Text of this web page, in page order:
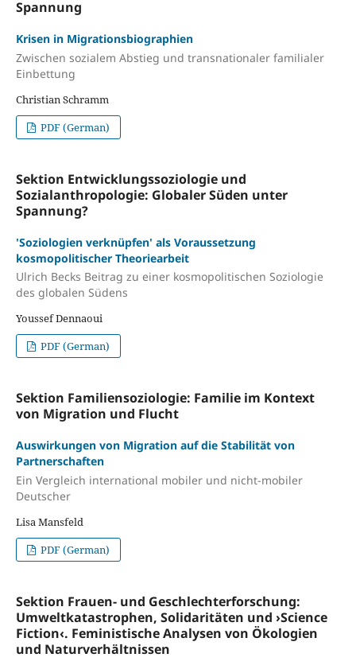
Spannung
Krisen in Migrationsbiographien
Zwischen sozialem Abstieg und transnationaler familialer
Einbettung
Christian Schramm
PDF (German)
Sektion Entwicklungssoziologie und
Sozialanthropologie: Globaler Süden unter
Spannung?
'Soziologien verknüpfen' als Voraussetzung
kosmopolitischer Theoriearbeit
Ulrich Becks Beitrag zu einer kosmopolitischen Soziologie
des globalen Südens
Youssef Dennaoui
PDF (German)
Sektion Familiensoziologie: Familie im Kontext
von Migration und Flucht
Auswirkungen von Migration auf die Stabilität von
Partnerschaften
Ein Vergleich international mobiler und nicht-mobiler
Deutscher
Lisa Mansfeld
PDF (German)
Sektion Frauen- und Geschlechterforschung:
Umweltkatastrophen, Solidaritäten und ›Science
Fiction‹. Feministische Analysen von Ökologien
und Naturverhältnissen